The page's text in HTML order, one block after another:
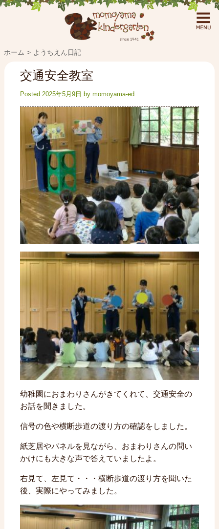
ホーム ようちえん日記
交通安全教室
Posted 2025年5月9日 by momoyama-ed
幼稚園におまわりさんがきてくれて、交通安全の
お話を聞きました。
信号の色や横断歩道の渡り方の確認をしました。
紙芝居やパネルを見ながら、おまわりさんの問い
かけにも大きな声で答えていましたよ。
右見て、左見て・・・横断歩道の渡り方を聞いた
後、実際にやってみました。